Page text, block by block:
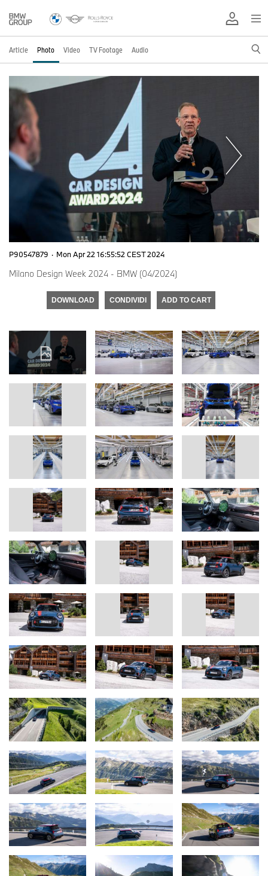
Article Photo Video TV Footage Audio
P90547879 · Mon Apr 22 16:55:52 CEST 2024
Milano Design Week 2024 - BMW (04/2024)
DOWNLOAD CONDIVIDI ADD TO CART